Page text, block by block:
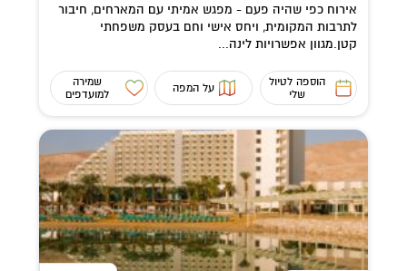
אירוח כפי שהיה פעם - מפגש אמיתי עם המארחים, חיבור
לתרבות המקומית, ויחס אישי וחם בעסק משפחתי
קטן.מגוון אפשרויות לינה...
הוספה לטיול
שלי
על המפה
שמירה
למועדפים